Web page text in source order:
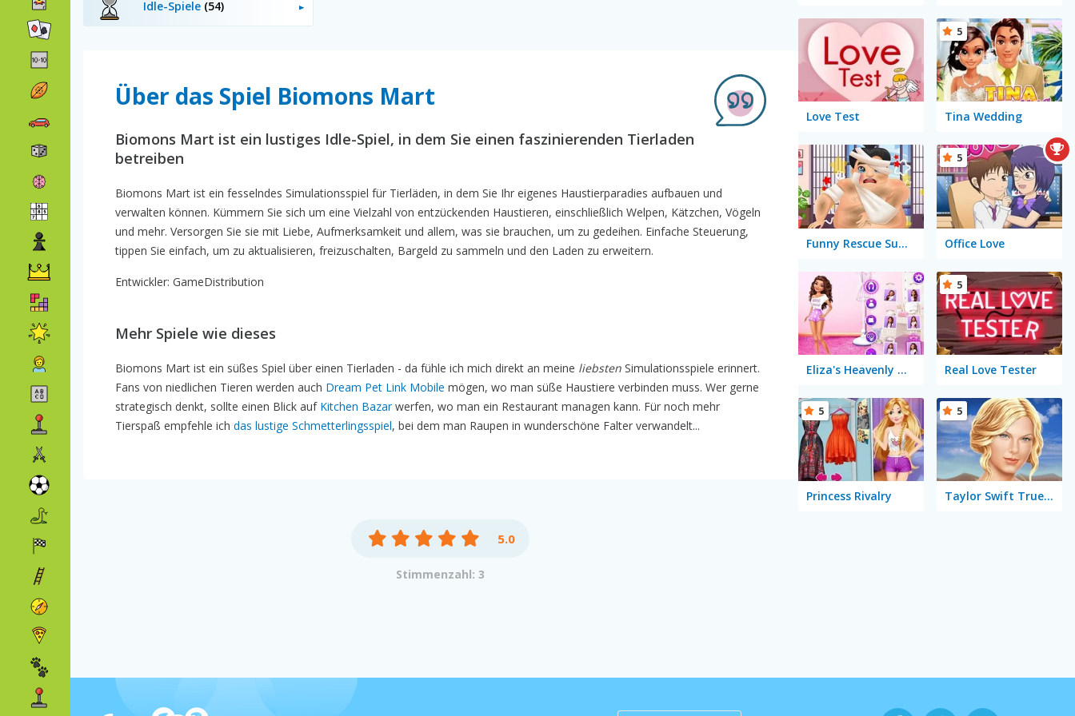
Idle-Spiele (54)
Über das Spiel Biomons Mart
Biomons Mart ist ein lustiges Idle-Spiel, in dem Sie einen faszinierenden Tierladen
betreiben
Biomons Mart ist ein fesselndes Simulationsspiel für Tierläden, in dem Sie Ihr eigenes Haustierparadies aufbauen und
verwalten können. Kümmern Sie sich um eine Vielzahl von entzückenden Haustieren, einschließlich Welpen, Kätzchen, Vögeln
und mehr. Versorgen Sie sie mit Liebe, Aufmerksamkeit und allem, was sie brauchen, um zu gedeihen. Einfache Steuerung,
tippen Sie einfach, um zu aktualisieren, freizuschalten, Bargeld zu sammeln und den Laden zu erweitern.
Entwickler: GameDistribution
Mehr Spiele wie dieses
Biomons Mart ist ein süßes Spiel über einen Tierladen - da fühle ich mich direkt an meine liebsten Simulationsspiele erinnert.
Fans von niedlichen Tieren werden auch Dream Pet Link Mobile mögen, wo man süße Haustiere verbinden muss. Wer gerne
strategisch denkt, sollte einen Blick auf Kitchen Bazarwerfen, wo man ein Restaurant managen kann. Für noch mehr
Tierspaß empfehle ich das lustige Schmetterlingsspiel, bei dem man Raupen in wunderschöne Falter verwandelt...
5.0
Stimmenzahl: 3
Love Test Tina Wedding
5
Funny Rescue Sumo Office Love
5
Eliza's Heavenly Wedding Real Love Tester
5
Princess Rivalry
5
Taylor Swift True Make Up
5